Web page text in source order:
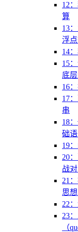
12
算
13
浮
14
15
底
16
17
串
18
础
19
20
战
21
思
22
23
（